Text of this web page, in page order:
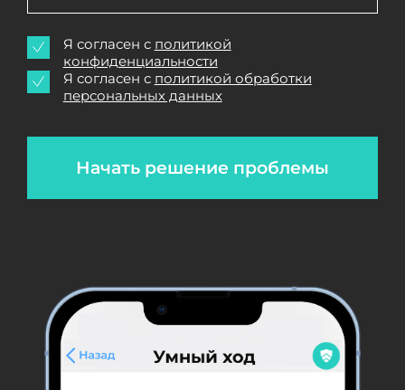
Начать решение проблемы
Я согласен с политикой
конфиденциальности
Я согласен с политикой обработки
персональных данных